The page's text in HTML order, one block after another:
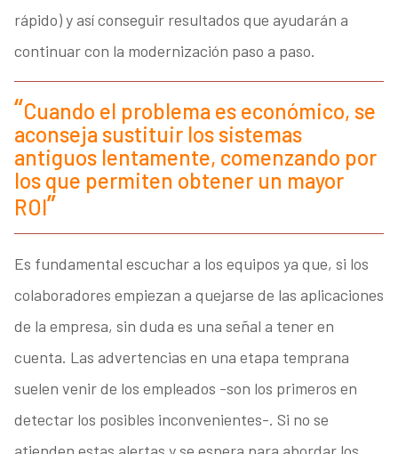
rápido) y así conseguir resultados que ayudarán a
continuar con la modernización paso a paso.
Cuando el problema es económico, se
aconseja sustituir los sistemas
antiguos lentamente, comenzando por
los que permiten obtener un mayor
ROI
Es fundamental escuchar a los equipos ya que, si los
colaboradores empiezan a quejarse de las aplicaciones
de la empresa, sin duda es una señal a tener en
cuenta. Las advertencias en una etapa temprana
suelen venir de los empleados -son los primeros en
detectar los posibles inconvenientes-. Si no se